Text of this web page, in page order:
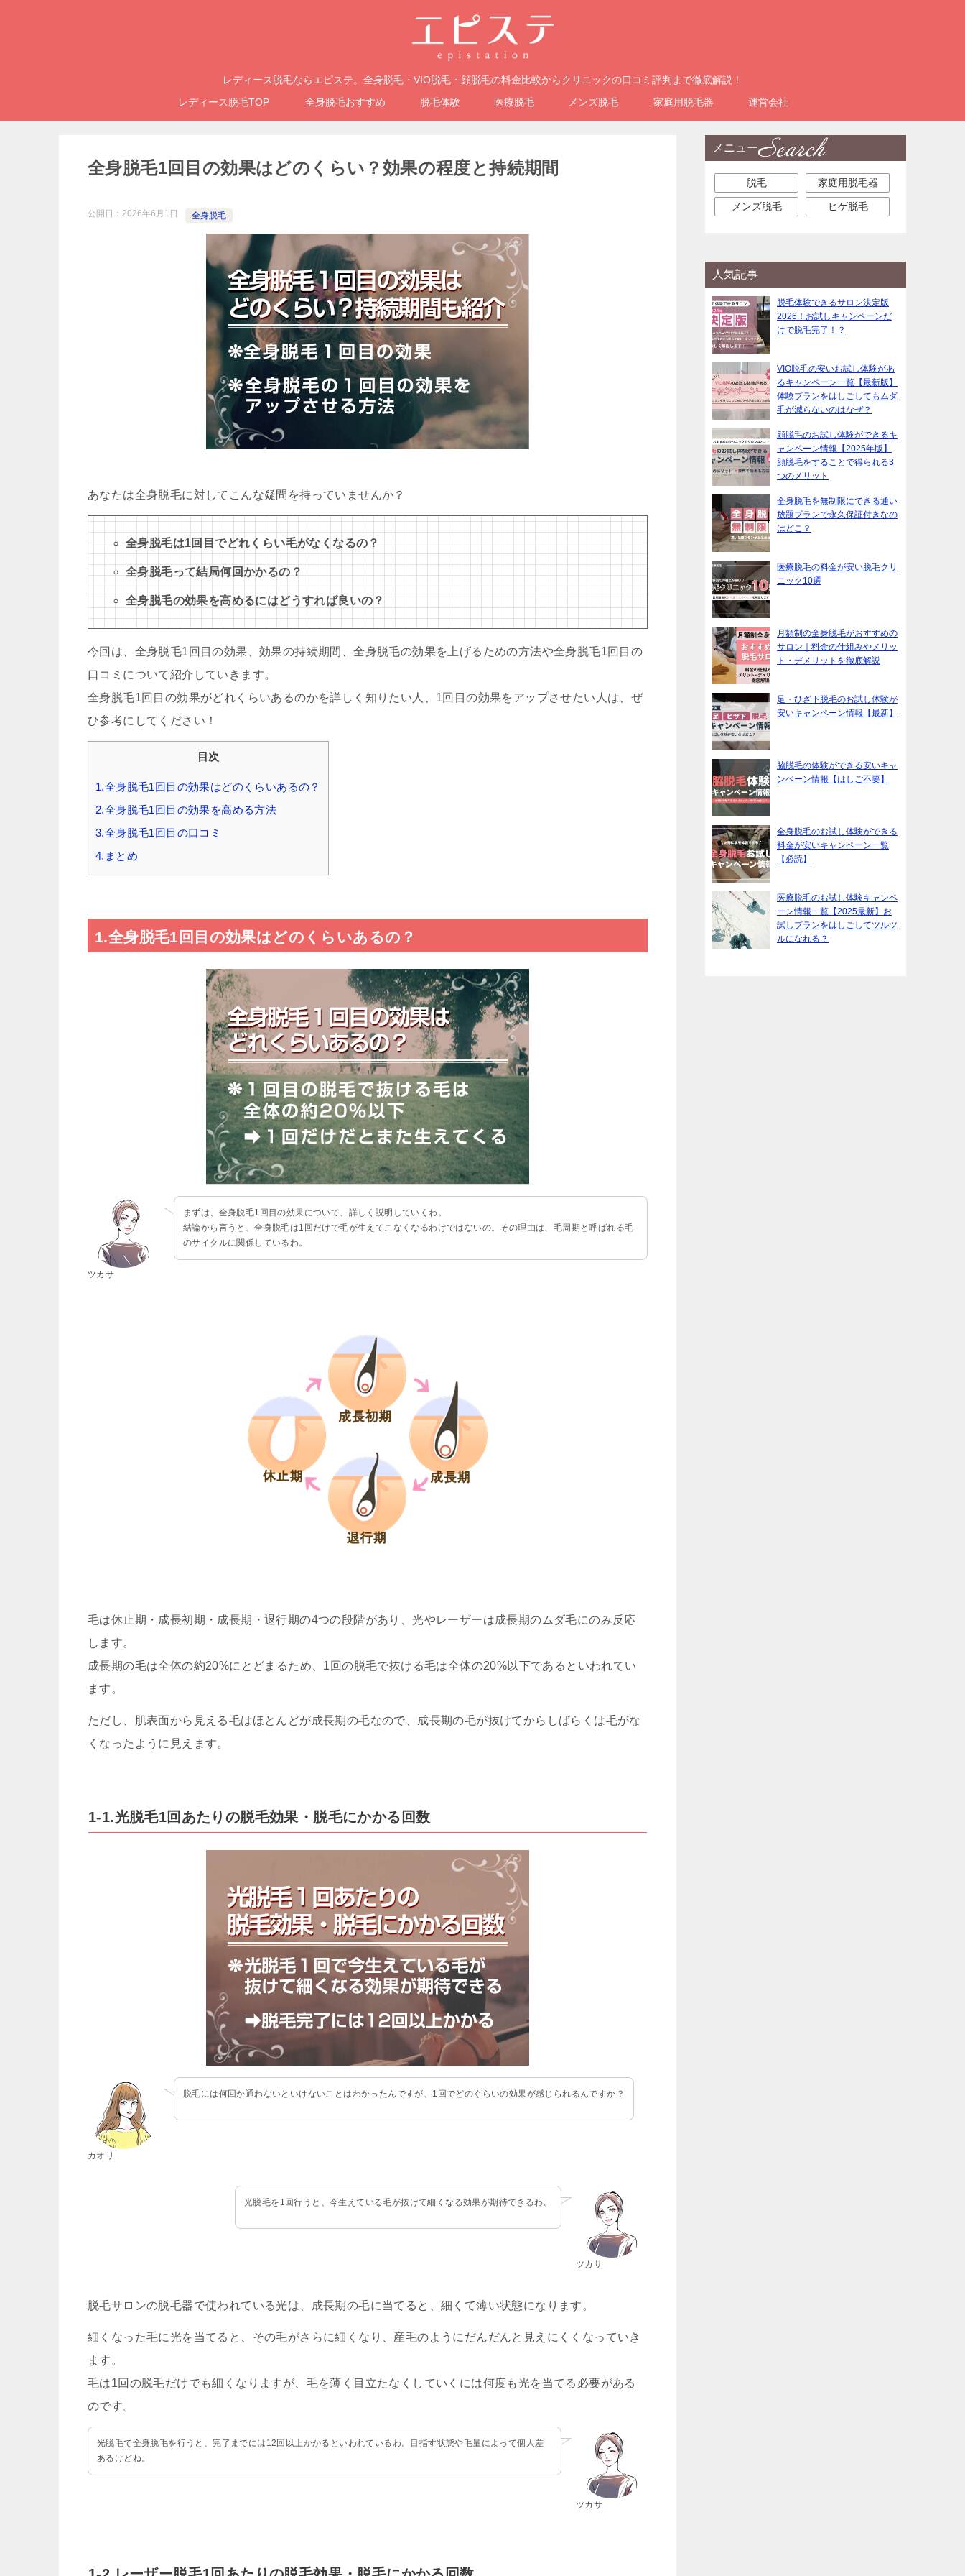
レディース脱毛ならエピステ。全身脱毛・VIO脱毛・顔脱毛の料金比較からクリニックの口コミ評判まで徹底解説！
レディース脱毛TOP
全身脱毛おすすめ 脱毛体験 医療脱毛 メンズ脱毛 家庭用脱毛器 運営会社
全身脱毛1回目の効果はどのくらい？効果の程度と持続期間
公開日： 2026年6月1日 全身脱毛
あなたは全身脱毛に対してこんな疑問を持っていませんか？
全身脱毛は1回目でどれくらい毛がなくなるの？
全身脱毛って結局何回かかるの？
全身脱毛の効果を高めるにはどうすれば良いの？
今回は、全身脱毛1回目の効果、効果の持続期間、全身脱毛の効果を上げるための方法や全身脱毛1回目の
口コミについて紹介していきます。
全身脱毛1回目の効果がどれくらいあるのかを詳しく知りたい人、1回目の効果をアップさせたい人は、ぜ
ひ参考にしてください！
目次
1.全身脱毛1回目の効果はどのくらいあるの？
2.全身脱毛1回目の効果を高める方法
3.全身脱毛1回目の口コミ
4.まとめ
1.全身脱毛1回目の効果はどのくらいあるの？
ツカサ
まずは、全身脱毛1回目の効果について、詳しく説明していくわ。
結論から言うと、全身脱毛は1回だけで毛が生えてこなくなるわけではないの。その理由は、毛周期と呼ばれる毛
のサイクルに関係しているわ。
毛は休止期・成長初期・成長期・退行期の4つの段階があり、光やレーザーは成長期のムダ毛にのみ反応
します。
成長期の毛は全体の約20%にとどまるため、1回の脱毛で抜ける毛は全体の20%以下であるといわれてい
ます。
ただし、肌表面から見える毛はほとんどが成長期の毛なので、成長期の毛が抜けてからしばらくは毛がな
くなったように見えます。
1-1.光脱毛1回あたりの脱毛効果・脱毛にかかる回数
カオリ
脱毛には何回か通わないといけないことはわかったんですが、1回でどのぐらいの効果が感じられるんですか？
ツカサ
光脱毛を1回行うと、今生えている毛が抜けて細くなる効果が期待できるわ。
脱毛サロンの脱毛器で使われている光は、成長期の毛に当てると、細くて薄い状態になります。
細くなった毛に光を当てると、その毛がさらに細くなり、産毛のようにだんだんと見えにくくなっていき
ます。
毛は1回の脱毛だけでも細くなりますが、毛を薄く目立たなくしていくには何度も光を当てる必要がある
のです。
ツカサ
光脱毛で全身脱毛を行うと、完了までには12回以上かかるといわれているわ。目指す状態や毛量によって個人差
あるけどね。
メニュー
脱毛 家庭用脱毛器
メンズ脱毛 ヒゲ脱毛
人気記事
脱毛体験できるサロン決定版
2026！お試しキャンペーンだ
けで脱毛完了！？
VIO脱毛の安いお試し体験があ
るキャンペーン一覧【最新版】
体験プランをはしごしてもムダ
毛が減らないのはなぜ？
顔脱毛のお試し体験ができるキ
ャンペーン情報【2025年版】
顔脱毛をすることで得られる3
つのメリット
全身脱毛を無制限にできる通い
放題プランで永久保証付きなの
はどこ？
医療脱毛の料金が安い脱毛クリ
ニック10選
月額制の全身脱毛がおすすめの
サロン｜料金の仕組みやメリッ
ト・デメリットを徹底解説
足・ひざ下脱毛のお試し体験が
安いキャンペーン情報【最新】
脇脱毛の体験ができる安いキャ
ンペーン情報【はしご不要】
全身脱毛のお試し体験ができる
料金が安いキャンペーン一覧
【必読】
医療脱毛のお試し体験キャンペ
ーン情報一覧【2025最新】お
試しプランをはしごしてツルツ
ルになれる？